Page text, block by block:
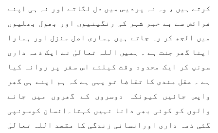
کرتے ہیں ، وہ نہ پردیس میں دل لگاتے اور نہ ہی اپنے
فرائض سے بے خبر شہر کی رنگینیوں اور بھول بھلیوں
میں الجھ کر رہ جاتے ہیں ہماری اصل منزل اور ہمارا
اپنا گھر جنت ہے ۔ ہمیں اللہ تعالیٰ نے ایک ذمہ داری
سونپ کر ایک محدود وقت کیلئے اس سفر پر روانہ کیا
ہے ۔ عقل مندی کا تقاضا تو یہی ہے کہ ہم اپنے ہی گھر
واپس جائیں کیونکہ دوسروں کے گھروں میں جانے
والوں کو کوئی بھی دانا نہیں کہتا۔انسان کوسونپی
گئی ذمہ داری اورانسانی زندگی کا مقصد اللہ تعالیٰ